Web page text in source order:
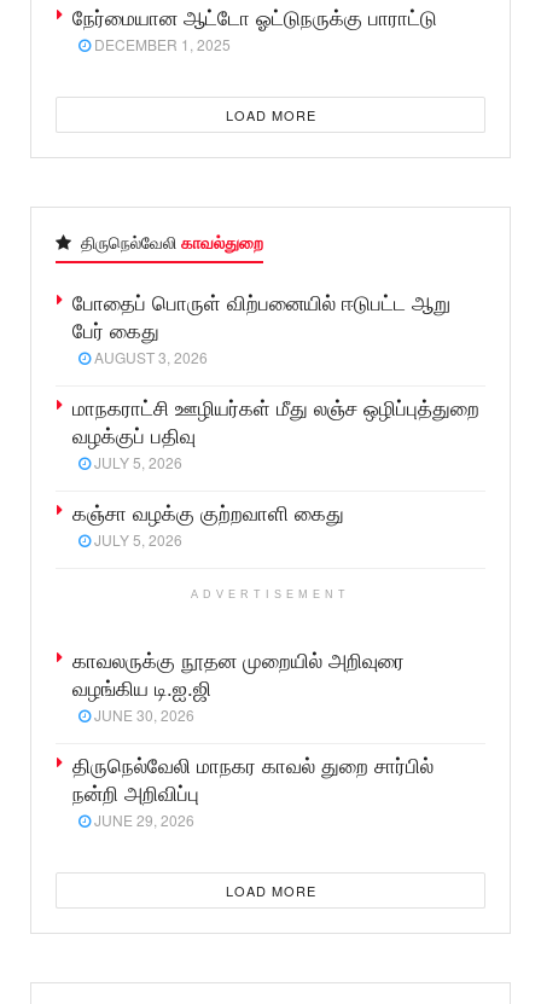
நேர்மையான ஆட்டோ ஓட்டுநருக்கு பாராட்டு
DECEMBER 1, 2025
LOAD MORE
திருநெல்வேலி காவல்துறை
போதைப் பொருள் விற்பனையில் ஈடுபட்ட ஆறு
பேர் கைது
AUGUST 3, 2026
மாநகராட்சி ஊழியர்கள் மீது லஞ்ச ஒழிப்புத்துறை
வழக்குப் பதிவு
JULY 5, 2026
கஞ்சா வழக்கு குற்றவாளி கைது
JULY 5, 2026
ADVERTISEMENT
காவலருக்கு நூதன முறையில் அறிவுரை
வழங்கிய டி.ஐ.ஜி
JUNE 30, 2026
திருநெல்வேலி மாநகர காவல் துறை சார்பில்
நன்றி அறிவிப்பு
JUNE 29, 2026
LOAD MORE